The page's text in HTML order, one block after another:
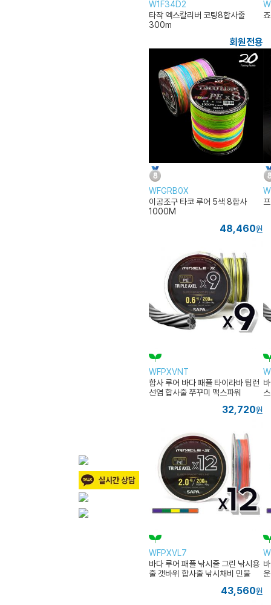
W1F34D2
타작 엑스칼리버 코팅8합사줄
300m
회원전용
WFGRB0X
이공조구 타코 루어 5색 8합사
1000M
48,460원
WFPXVNT
합사 루어 바다 패플 타이라바 팁런
선염 합사줄 쭈꾸미 맥스파워
32,720원
WFPXVL7
바다 루어 패플 낚시줄 그린 낚시용
줄 갯바위 합사줄 낚시채비 민물
43,560원